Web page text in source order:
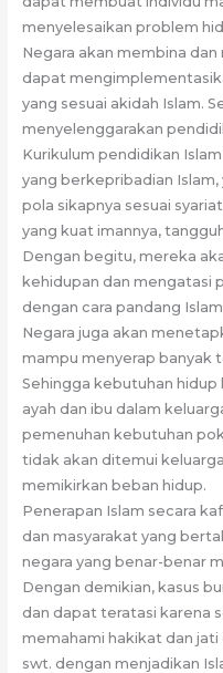
menyelesaikan problem
Negara akan membina
dapat
yang sesuai akidah Islam.
menyelenggarakan
Kurikulum pendidikan
yang berkepribadian
pola sikapnya sesuai
yang kuat imannya,
Dengan begitu, mereka
kehidupan dan mengatasi
dengan cara pandang
Negara juga akan
mampu menyerap banyak
Sehingga kebutuhan
ayah dan ibu dalam
pemenuhan kebutuhan
tidak akan ditemui
memikirkan beban hidup.
Penerapan Islam secara
dan masyarakat yang
negara yang benar-benar
Dengan demikian, kasus
dan dapat teratasi karena
memahami hakikat dan jati
swt. dengan menjadikan